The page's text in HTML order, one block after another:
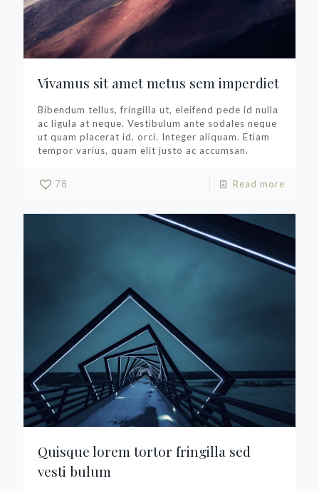
Vivamus sit amet metus sem imperdiet
Bibendum tellus, fringilla ut, eleifend pede id nulla
ac ligula at neque. Vestibulum ante sodales neque
ut quam placerat id, orci. Integer aliquam. Etiam
tempor varius, quam elit justo ac accumsan.
78 Read more
Quisque lorem tortor fringilla sed
vesti bulum